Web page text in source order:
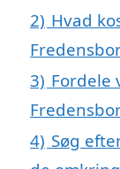
2) Hvad
3) Fordele
4) Søg